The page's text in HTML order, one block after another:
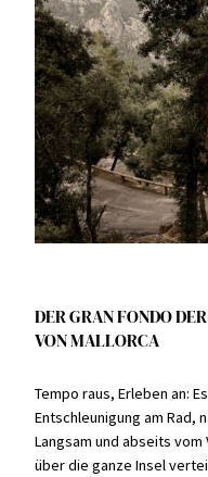
DER GRAN FONDO
VON MALLORCA
Tempo raus, Erleben an:
Entschleunigung am Rad,
Langsam und abseits
über die ganze Insel